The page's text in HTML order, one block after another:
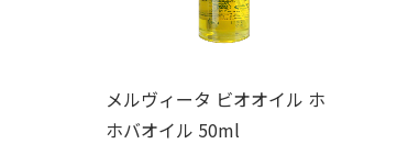
メルヴィータ ビオオイル ホ
ホバオイル 50ml